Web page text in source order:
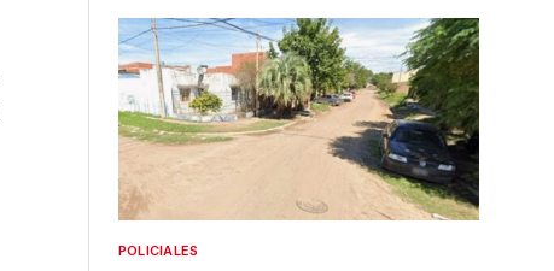
POLICIALES